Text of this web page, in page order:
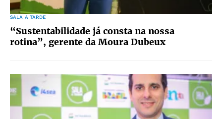
SALA A TARDE
“Sustentabilidade já consta na nossa
rotina”, gerente da Moura Dubeux